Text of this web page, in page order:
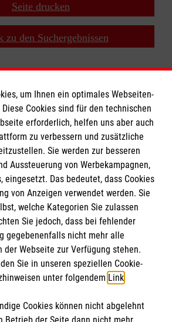
Seite drucken
zu den Suchergebnissen
eG
um Ihnen ein optimales Webseiten-
Cookies sind für den technischen
erforderlich, helfen uns aber auch
zu verbessern und zusätzliche
Sie werden zur besseren
Aussteuerung von Werbekampagnen,
eingesetzt. Das bedeutet, dass Cookies
von Anzeigen verwendet werden. Sie
welche Kategorien Sie zulassen
Sie jedoch, dass bei fehlender
gegebenenfalls nicht mehr alle
der Webseite zur Verfügung stehen.
Sie in unseren speziellen Cookie-
unter folgendem Link.
Cookies können nicht abgelehnt